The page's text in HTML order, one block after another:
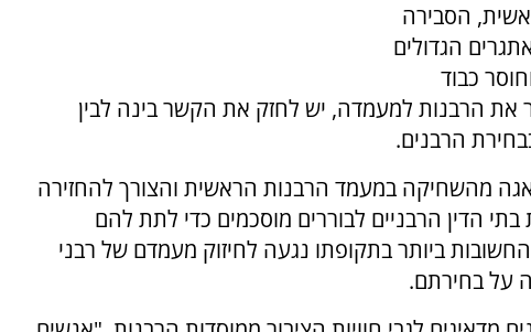
הסבירה
הגדולים
כבוד
את הרבנות למעמדה, יש לחזק את הקשר בינה לבין
הרבנים.
מהשחיקה במעמד הרבנות הראשית והצורך להחזירה
הדין הרבניים לבוררים מוסכמים כדי לתת להם
ביותר בתקופתו נגעה לחיזוק מעמדם של רבני
על בחירתם.